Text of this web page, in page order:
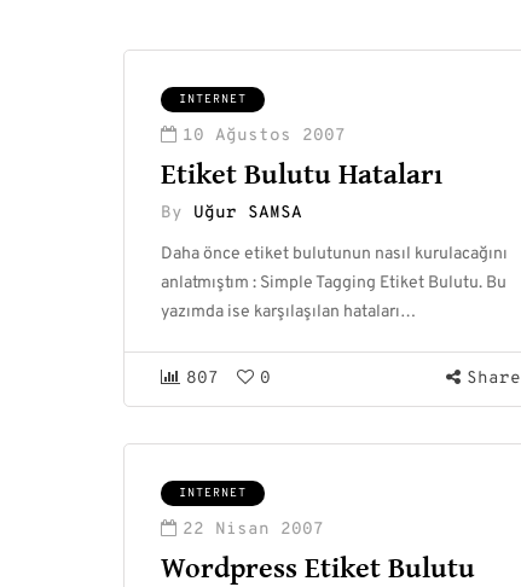
INTERNET
10 Ağustos 2007
Etiket Bulutu Hataları
By Uğur SAMSA
Daha önce etiket bulutunun nasıl kurulacağını
anlatmıştım : Simple Tagging Etiket Bulutu. Bu
yazımda ise karşılaşılan hataları…
807 0 Share
INTERNET
22 Nisan 2007
Wordpress Etiket Bulutu